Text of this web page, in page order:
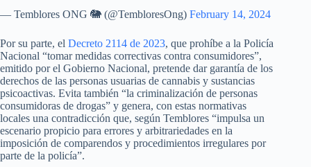
— Temblores ONG 🐘 (@TembloresOng) February 14, 2024
Por su parte, el Decreto 2114 de 2023, que prohíbe a la Policía
Nacional “tomar medidas correctivas contra consumidores”,
emitido por el Gobierno Nacional, pretende dar garantía de los
derechos de las personas usuarias de cannabis y sustancias
psicoactivas. Evita también “la criminalización de personas
consumidoras de drogas” y genera, con estas normativas
locales una contradicción que, según Temblores “impulsa un
escenario propicio para errores y arbitrariedades en la
imposición de comparendos y procedimientos irregulares por
parte de la policía”.